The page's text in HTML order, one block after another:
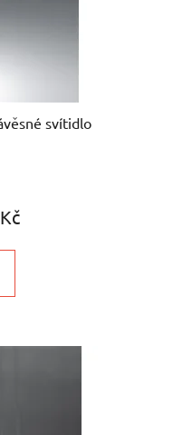
svítidlo